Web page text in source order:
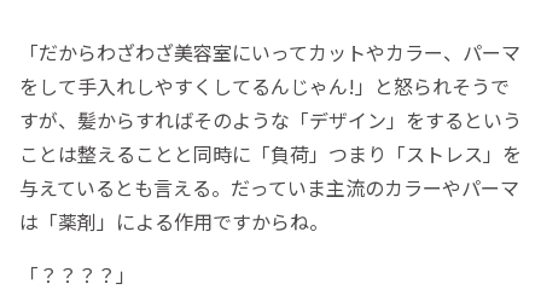
「だからわざわざ美容室にいってカットやカラー、パーマ
をして手入れしやすくしてるんじゃん!」と怒られそうで
すが、髪からすればそのような「デザイン」をするという
ことは整えることと同時に「負荷」つまり「ストレス」を
与えているとも言える。だっていま主流のカラーやパーマ
は「薬剤」による作用ですからね。
「？？？？」